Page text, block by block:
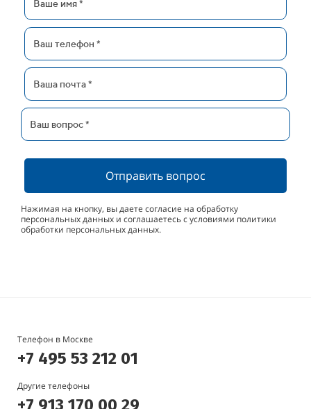
Отправить вопрос
Нажимая на кнопку, вы даете согласие на обработку
персональных данных и соглашаетесь с условиями политики
обработки персональных данных.
Телефон в Москве
+7 495 53 212 01
Другие телефоны
+7 913 170 00 29